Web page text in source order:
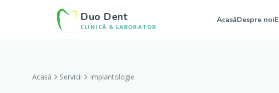
Duo Dent
CLINICĂ & LABORATOR
AcasăDespre noi
Acasă Servicii Implantologie